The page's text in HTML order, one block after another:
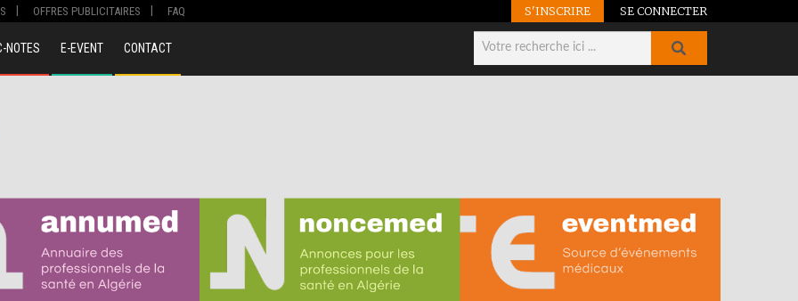
OFFRES PUBLICITAIRES FAQ S'INSCRIRE SE CONNECTER
NOTES E-EVENT CONTACT